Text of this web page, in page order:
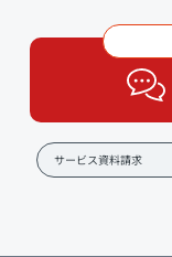
サービス資料請求